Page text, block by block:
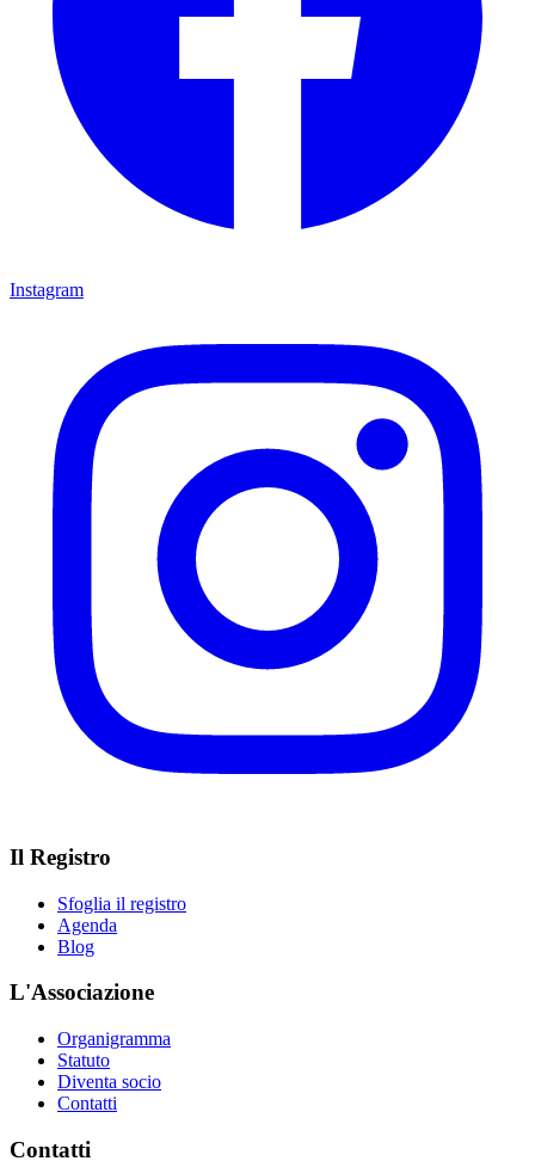
Instagram
Il Registro
Sfoglia il registro
Agenda
Blog
L'Associazione
Organigramma
Statuto
Diventa socio
Contatti
Contatti